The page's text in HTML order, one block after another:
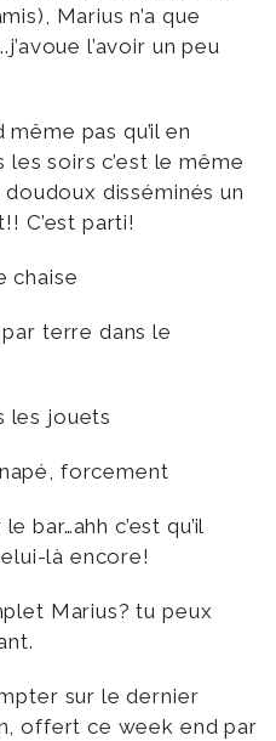
Marius n’a que
l’avoir un peu
pas qu’il en
soirs c’est le même
disséminés un
C’est parti!
chaise
terre dans le
les jouets
forcement
bar…ahh c’est qu’il
là encore!
Marius? tu peux
sur le dernier
offert ce week end par